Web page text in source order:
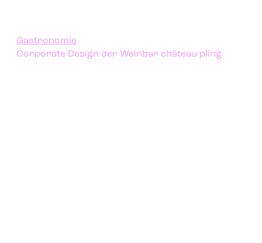
Gastronomie
Corporate Design der Weinbar château pling